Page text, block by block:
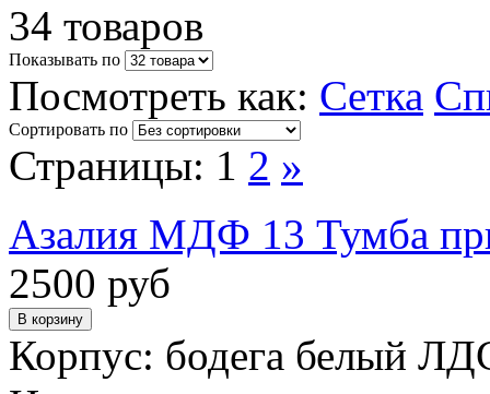
34 товаров
Показывать по
Посмотреть как: Сетка
Сортировать по
Страницы: 1 2 »
Азалия МДФ 13 Тумба
2500 руб
Корпус: бодега белый